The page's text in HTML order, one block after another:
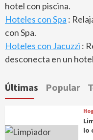
hotel con piscina.
Hoteles con Spa :
con Spa.
Hoteles con Jacuzzi :
desconecta en un
Últimas Popular
lo